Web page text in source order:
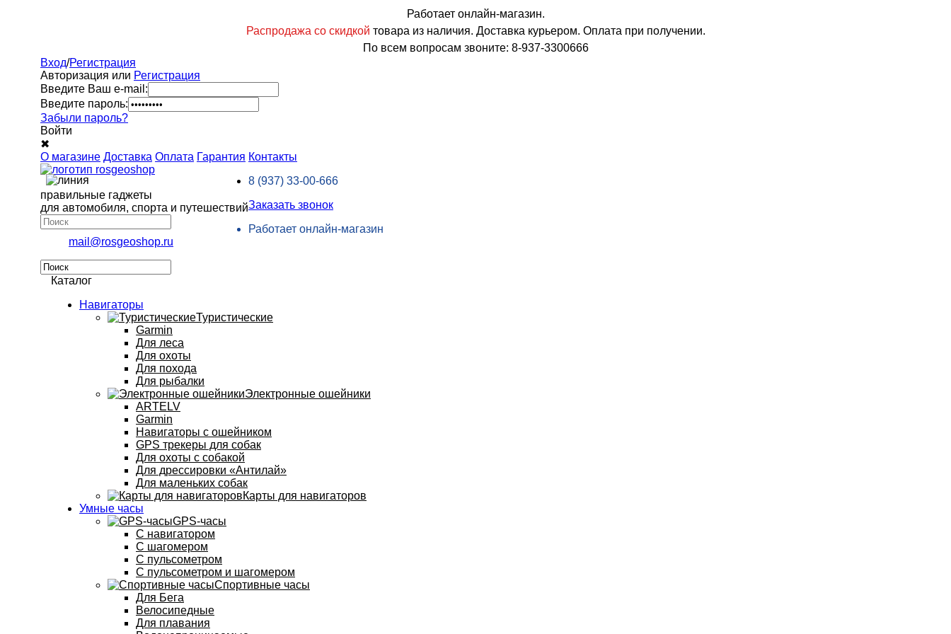
Работает онлайн-магазин.
Распродажа со скидкой товара из наличия. Доставка курьером. Оплата при получении.
По всем вопросам звоните: 8-937-3300666
Вход/Регистрация
Авторизация или Регистрация
Введите Ваш e-mail:
Введите пароль:
Забыли пароль?
Войти
✖
О магазине Доставка Оплата Гарантия Контакты
правильные гаджеты
для автомобиля, спорта и путешествий
8 (937) 33-00-666
Заказать звонок
Работает онлайн-магазин
mail@rosgeoshop.ru
Каталог
Навигаторы
Туристические
Garmin
Для леса
Для охоты
Для похода
Для рыбалки
Электронные ошейники
ARTELV
Garmin
Навигаторы с ошейником
GPS трекеры для собак
Для охоты с собакой
Для дрессировки «Антилай»
Для маленьких собак
Карты для навигаторов
Умные часы
GPS-часы
С навигатором
С шагомером
С пульсометром
С пульсометром и шагомером
Спортивные часы
Для Бега
Велосипедные
Для плавания